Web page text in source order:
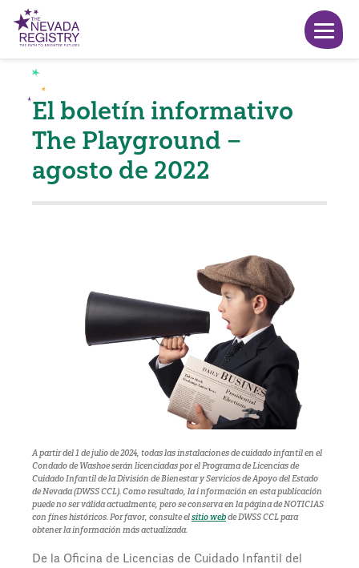
El boletín informativo
The Playground –
agosto de 2022
A partir del 1 de julio de 2024, todas las instalaciones de cuidado infantil en el
Condado de Washoe serán licenciadas por el Programa de Licencias de
Cuidado Infantil de la División de Bienestar y Servicios de Apoyo del Estado
de Nevada (DWSS CCL). Como resultado, la información en esta publicación
puede no ser válida actualmente, pero se conserva en la página de NOTICIAS
con fines históricos.Por favor, consulte elsitio webde DWSS CCL para
obtener la información más actualizada.
De la Oficina de Licencias de Cuidado Infantil del